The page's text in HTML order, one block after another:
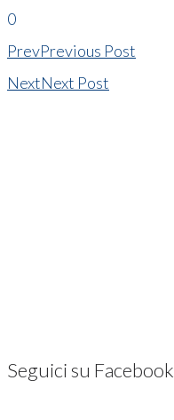
0
PrevPrevious Post
NextNext Post
Seguici su Facebook